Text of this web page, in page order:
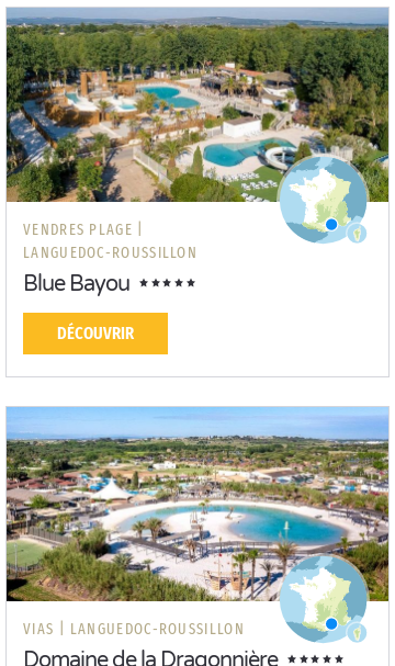
VENDRES PLAGE |
LANGUEDOC-ROUSSILLON
Blue Bayou
DÉCOUVRIR
VIAS | LANGUEDOC-ROUSSILLON
Domaine de la Dragonnière